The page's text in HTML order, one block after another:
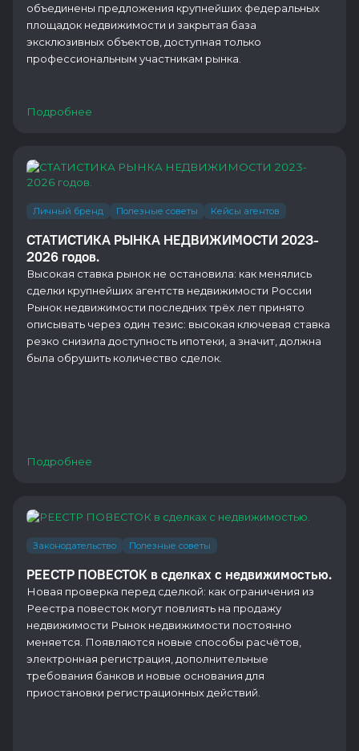
объединены предложения крупнейших федеральных
площадок недвижимости и закрытая база
эксклюзивных объектов, доступная только
профессиональным участникам рынка.
Подробнее
Личный бренд Полезные советы Кейсы агентов
СТАТИСТИКА РЫНКА НЕДВИЖИМОСТИ 2023-
2026 годов.
Высокая ставка рынок не остановила: как менялись
сделки крупнейших агентств недвижимости России
Рынок недвижимости последних трёх лет принято
описывать через один тезис: высокая ключевая ставка
резко снизила доступность ипотеки, а значит, должна
была обрушить количество сделок.
Подробнее
Законодательство Полезные советы
РЕЕСТР ПОВЕСТОК в сделках с недвижимостью.
Новая проверка перед сделкой: как ограничения из
Реестра повесток могут повлиять на продажу
недвижимости Рынок недвижимости постоянно
меняется. Появляются новые способы расчётов,
электронная регистрация, дополнительные
требования банков и новые основания для
приостановки регистрационных действий.